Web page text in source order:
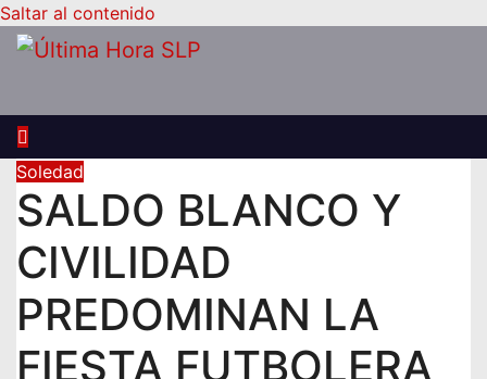
Saltar al contenido
Soledad
SALDO BLANCO Y
CIVILIDAD
PREDOMINAN LA
FIESTA FUTBOLERA